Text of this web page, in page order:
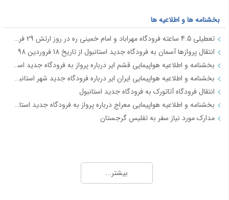
بخشنامه ها و اطلاعیه ها
تعطیلی 4.5 ساعته فرودگاه مهراباد و امام خمینی ره در روز ارتش 29 فروردین
انتقال پروازها آسمان به فرودگاه جدید استانبول از تاریخ 18 فروردین 98
بخشنامه و اطلاعیه هواپیمایی قشم ایر درباره پرواز به فرودگاه جدید استانبول از تاریخ 18فروردین 98
بخشنامه و اطلاعیه هواپیمایی ایران ایر درباره فرودگاه جدید شهر استانبول IR2712
انتقال فرودگاه آتاتورک به فرودگاه جدید استانبول
بخشنامه و اطلاعیه هواپیمایی معراج درباره پرواز به فرودگاه جدید استانبول از تاریخ 18فروردین 98 JI4740-4
مدارک مورد نیاز سفر به تفلیس گرجستان
آفــر چارتری تور هوایی مشهد از تهران
بیشتر...